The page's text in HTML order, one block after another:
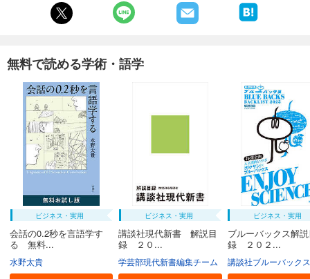
無料で読める学術・語学
ビジネス・実用
会話の0.2秒を言語学す
る 無料...
水野太貴
ビジネス・実用
講談社現代新書 解説目
録 ２０...
学芸部現代新書編集チーム
ビジネス・実用
ブルーバックス解
録 ２０２...
講談社ブルーバックス